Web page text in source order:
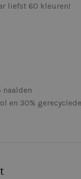
liefst 60 kleuren!
naalden
en 30%